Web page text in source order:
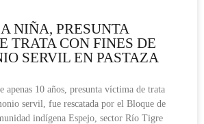
NIÑA, PRESUNTA
TRATA CON FINES DE
SERVIL EN PASTAZA
apenas 10 años, presunta víctima de trata
servil, fue rescatada por el Bloque de
indígena Espejo, sector Río Tigre